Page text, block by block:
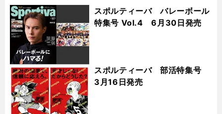
スポルティーバ バレーボール
特集号 Vol.4 6月30日発売
スポルティーバ 部活特集号
3月16日発売